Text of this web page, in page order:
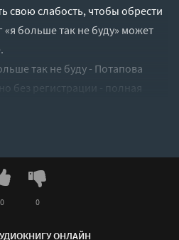
свою слабость, чтобы обрести
больше так не буду» может
так не буду - Потапова
без регистрации - полная
ОНЛАЙН
0 0